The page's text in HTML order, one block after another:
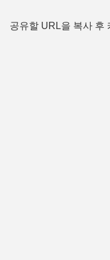
공유할 URL을 복사 후